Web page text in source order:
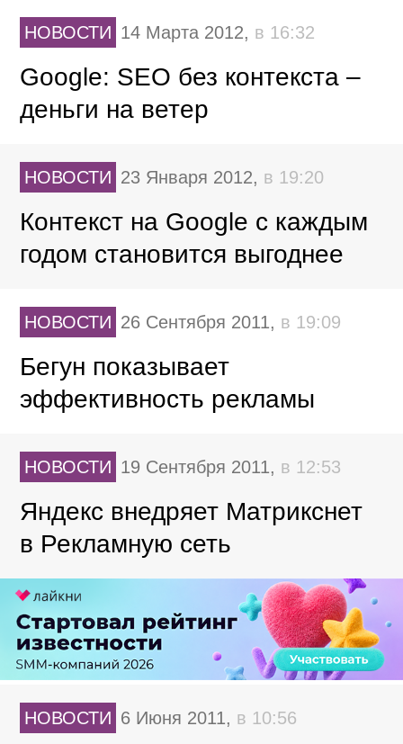
НОВОСТИ 14 Марта 2012, в 16:32
Google: SEO без контекста –
деньги на ветер
НОВОСТИ 23 Января 2012, в 19:20
Контекст на Google с каждым
годом становится выгоднее
НОВОСТИ 26 Сентября 2011, в 19:09
Бегун показывает
эффективность рекламы
НОВОСТИ 19 Сентября 2011, в 12:53
Яндекс внедряет Матрикснет
в Рекламную сеть
НОВОСТИ 6 Июня 2011, в 10:56